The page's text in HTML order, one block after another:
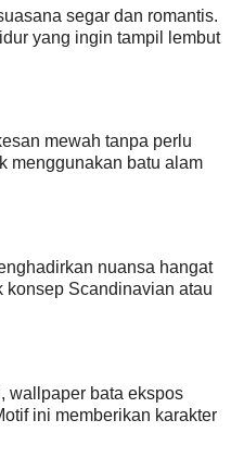
segar dan romantis.
yang ingin tampil lembut
mewah tanpa perlu
menggunakan batu alam
nuansa hangat
konsep Scandinavian atau
wallpaper bata ekspos
ini memberikan karakter